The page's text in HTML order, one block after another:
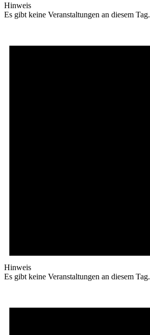
Hinweis
Es gibt keine Veranstaltungen an diesem Tag.
Hinweis
Es gibt keine Veranstaltungen an diesem Tag.